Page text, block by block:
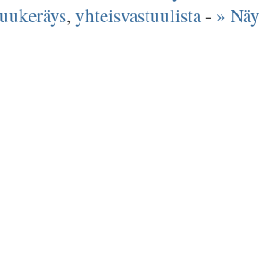
, yhteisvastuulista- »